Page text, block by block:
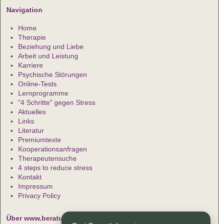
Navigation
Home
Therapie
Beziehung und Liebe
Arbeit und Leistung
Karriere
Psychische Störungen
Online-Tests
Lernprogramme
"4 Schritte" gegen Stress
Aktuelles
Links
Literatur
Premiumtexte
Kooperationsanfragen
Therapeutensuche
4 steps to reduce stress
Kontakt
Impressum
Privacy Policy
Über www.beratung-therapie.de